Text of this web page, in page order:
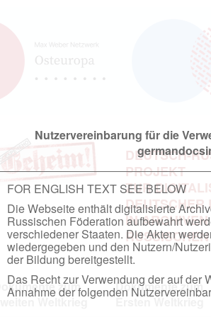
Nutzervereinbarung für die
FOR ENGLISH TEXT SEE BELOW
Die Webseite enthält digitalisierte
Russischen Föderation aufbewahrt
verschiedener Staaten. Die Akten
wiedergegeben und den Nutzern/
der Bildung bereitgestellt.
Das Recht zur Verwendung der auf der
Annahme der folgenden
DEUTSCH-
PROJEKT
ZUR
DEUTSCHER
IN
Dokumente zum
Zweiten Weltkrieg
Dokumente zum
Ersten Weltkrieg